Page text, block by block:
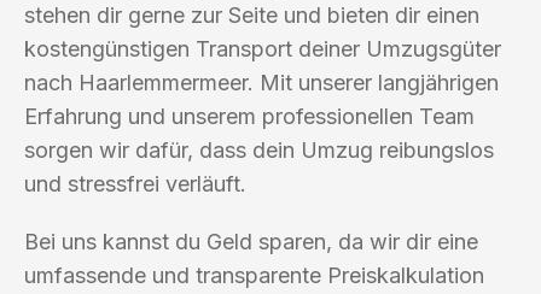
stehen dir gerne zur Seite und bieten dir einen
kostengünstigen Transport deiner Umzugsgüter
nach Haarlemmermeer. Mit unserer langjährigen
Erfahrung und unserem professionellen Team
sorgen wir dafür, dass dein Umzug reibungslos
und stressfrei verläuft.
Bei uns kannst du Geld sparen, da wir dir eine
umfassende und transparente Preiskalkulation